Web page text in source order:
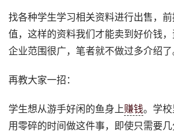
找各种学生学习相关资料进行出售，
值，这样的资料我们才能卖到好价钱
企业范围很广，笔者就不做过多介绍了
再教大家一招：
学生想从游手好闲的鱼身上赚钱。学校
用零碎的时间做这件事，即使只需要